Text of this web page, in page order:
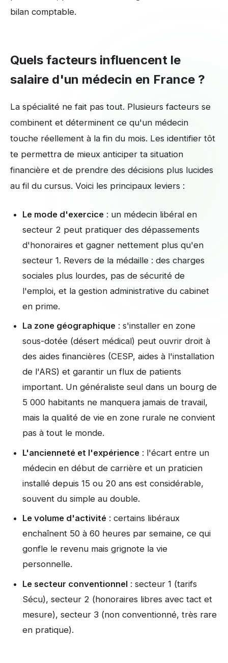
bilan comptable.
Quels facteurs influencent le
salaire d'un médecin en France ?
La spécialité ne fait pas tout. Plusieurs facteurs se
combinent et déterminent ce qu'un médecin
touche réellement à la fin du mois. Les identifier tôt
te permettra de mieux anticiper ta situation
financière et de prendre des décisions plus lucides
au fil du cursus. Voici les principaux leviers :
Le mode d'exercice : un médecin libéral en
secteur 2 peut pratiquer des dépassements
d'honoraires et gagner nettement plus qu'en
secteur 1. Revers de la médaille : des charges
sociales plus lourdes, pas de sécurité de
l'emploi, et la gestion administrative du cabinet
en prime.
La zone géographique : s'installer en zone
sous-dotée (désert médical) peut ouvrir droit à
des aides financières (CESP, aides à l'installation
de l'ARS) et garantir un flux de patients
important. Un généraliste seul dans un bourg de
5 000 habitants ne manquera jamais de travail,
mais la qualité de vie en zone rurale ne convient
pas à tout le monde.
L'ancienneté et l'expérience : l'écart entre un
médecin en début de carrière et un praticien
installé depuis 15 ou 20 ans est considérable,
souvent du simple au double.
Le volume d'activité : certains libéraux
enchaînent 50 à 60 heures par semaine, ce qui
gonfle le revenu mais grignote la vie
personnelle.
Le secteur conventionnel : secteur 1 (tarifs
Sécu), secteur 2 (honoraires libres avec tact et
mesure), secteur 3 (non conventionné, très rare
en pratique).